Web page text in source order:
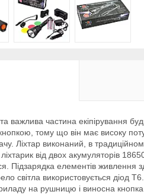
та важлива частина
тому що він має високу
Ліхтар виконаний, в
від двох акумуляторів
Підзарядка елементів живлення
світла використовується діод
на рушницю і виносна